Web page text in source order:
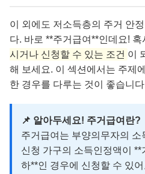
이 외에도 저소득층의 주거 안
다. 바로 **주거급여**인데요! 혹
시거나 신청할 수 있는 조건 이
해 보세요. 이 섹션에서는 주제
한 경우를 다루는 것이 좋습니
📌 알아두세요! 주거급여란?
주거급여는 부양의무자의 소
신청 가구의 소득인정액이 **
하**인 경우에 신청할 수 있